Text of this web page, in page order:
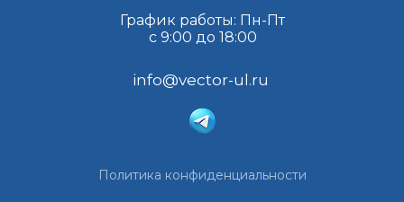
info@vector-ul.ru
График работы: Пн-Пт
с 9:00 до 18:00
Политика конфиденциальности